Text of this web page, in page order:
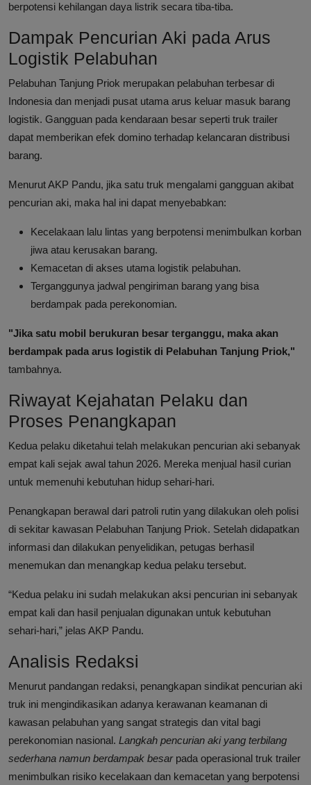
berpotensi kehilangan daya listrik secara tiba-tiba.
Dampak Pencurian Aki pada Arus
Logistik Pelabuhan
Pelabuhan Tanjung Priok merupakan pelabuhan terbesar di
Indonesia dan menjadi pusat utama arus keluar masuk barang
logistik. Gangguan pada kendaraan besar seperti truk trailer
dapat memberikan efek domino terhadap kelancaran distribusi
barang.
Menurut AKP Pandu, jika satu truk mengalami gangguan akibat
pencurian aki, maka hal ini dapat menyebabkan:
Kecelakaan lalu lintas yang berpotensi menimbulkan korban
jiwa atau kerusakan barang.
Kemacetan di akses utama logistik pelabuhan.
Terganggunya jadwal pengiriman barang yang bisa
berdampak pada perekonomian.
"Jika satu mobil berukuran besar terganggu, maka akan
berdampak pada arus logistik di Pelabuhan Tanjung Priok,"
tambahnya.
Riwayat Kejahatan Pelaku dan
Proses Penangkapan
Kedua pelaku diketahui telah melakukan pencurian aki sebanyak
empat kali sejak awal tahun 2026. Mereka menjual hasil curian
untuk memenuhi kebutuhan hidup sehari-hari.
Penangkapan berawal dari patroli rutin yang dilakukan oleh polisi
di sekitar kawasan Pelabuhan Tanjung Priok. Setelah didapatkan
informasi dan dilakukan penyelidikan, petugas berhasil
menemukan dan menangkap kedua pelaku tersebut.
“Kedua pelaku ini sudah melakukan aksi pencurian ini sebanyak
empat kali dan hasil penjualan digunakan untuk kebutuhan
sehari-hari,” jelas AKP Pandu.
Analisis Redaksi
Menurut pandangan redaksi, penangkapan sindikat pencurian aki
truk ini mengindikasikan adanya kerawanan keamanan di
kawasan pelabuhan yang sangat strategis dan vital bagi
perekonomian nasional. Langkah pencurian aki yang terbilang
sederhana namun berdampak besarpada operasional truk trailer
menimbulkan risiko kecelakaan dan kemacetan yang berpotensi